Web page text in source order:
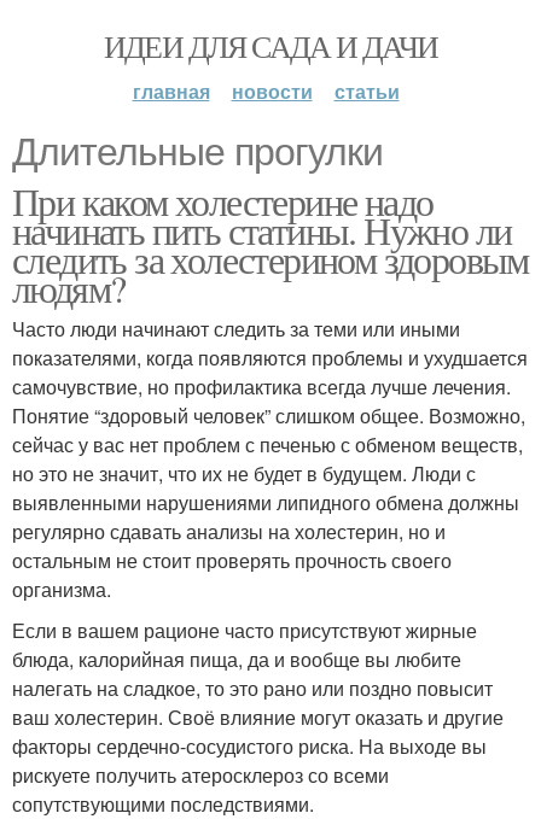
ИДЕИ ДЛЯ САДА И ДАЧИ
главная новости статьи
Длительные прогулки
При каком холестерине надо
начинать пить статины. Нужно ли
следить за холестерином здоровым
людям?
Часто люди начинают следить за теми или иными
показателями, когда появляются проблемы и ухудшается
самочувствие, но профилактика всегда лучше лечения.
Понятие “здоровый человек” слишком общее. Возможно,
сейчас у вас нет проблем с печенью с обменом веществ,
но это не значит, что их не будет в будущем. Люди с
выявленными нарушениями липидного обмена должны
регулярно сдавать анализы на холестерин, но и
остальным не стоит проверять прочность своего
организма.
Если в вашем рационе часто присутствуют жирные
блюда, калорийная пища, да и вообще вы любите
налегать на сладкое, то это рано или поздно повысит
ваш холестерин. Своё влияние могут оказать и другие
факторы сердечно-сосудистого риска. На выходе вы
рискуете получить атеросклероз со всеми
сопутствующими последствиями.